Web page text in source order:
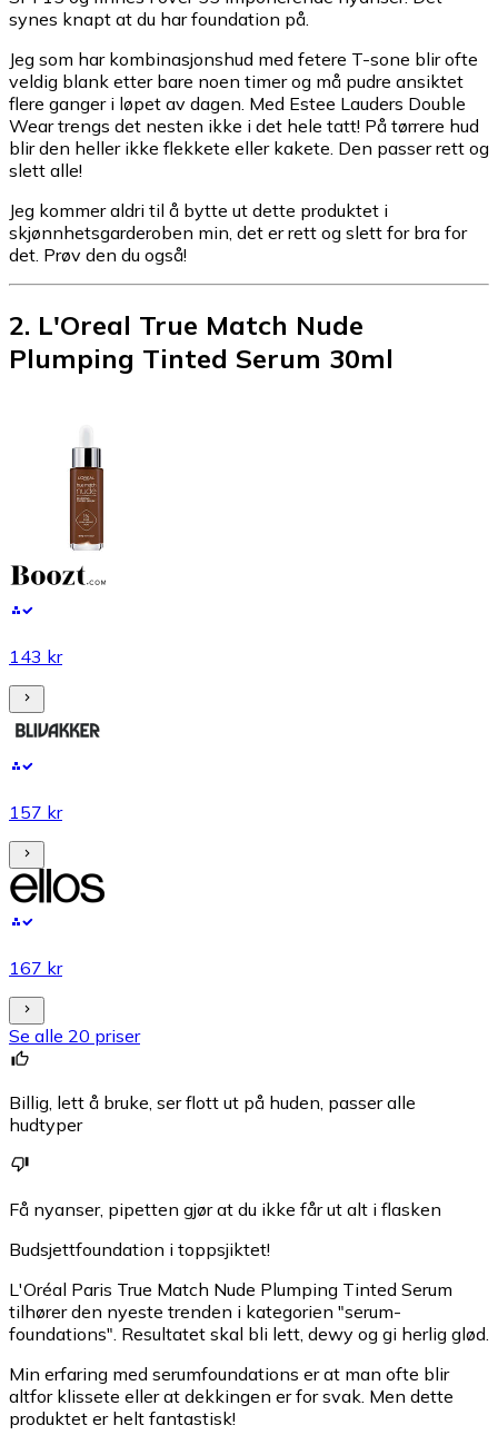
synes knapt at du har foundation på.
Jeg som har kombinasjonshud med fetere T-sone blir ofte
veldig blank etter bare noen timer og må pudre ansiktet
flere ganger i løpet av dagen. Med Estee Lauders Double
Wear trengs det nesten ikke i det hele tatt! På tørrere hud
blir den heller ikke flekkete eller kakete. Den passer rett og
slett alle!
Jeg kommer aldri til å bytte ut dette produktet i
skjønnhetsgarderoben min, det er rett og slett for bra for
det. Prøv den du også!
2. L'Oreal True Match Nude
Plumping Tinted Serum 30ml
143 kr
157 kr
167 kr
Se alle 20 priser
Billig, lett å bruke, ser flott ut på huden, passer alle
hudtyper
Få nyanser, pipetten gjør at du ikke får ut alt i flasken
Budsjettfoundation i toppsjiktet!
L'Oréal Paris True Match Nude Plumping Tinted Serum
tilhører den nyeste trenden i kategorien "serum-
foundations". Resultatet skal bli lett, dewy og gi herlig glød.
Min erfaring med serumfoundations er at man ofte blir
altfor klissete eller at dekkingen er for svak. Men dette
produktet er helt fantastisk!